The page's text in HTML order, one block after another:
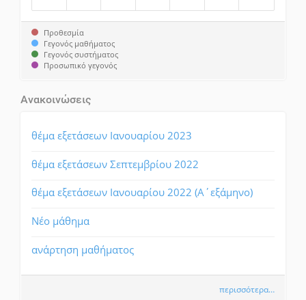
Προθεσμία
Γεγονός μαθήματος
Γεγονός συστήματος
Προσωπικό γεγονός
Ανακοινώσεις
θέμα εξετάσεων Ιανουαρίου 2023
θέμα εξετάσεων Σεπτεμβρίου 2022
θέμα εξετάσεων Ιανουαρίου 2022 (Α΄εξάμηνο)
Νέο μάθημα
ανάρτηση μαθήματος
περισσότερα…